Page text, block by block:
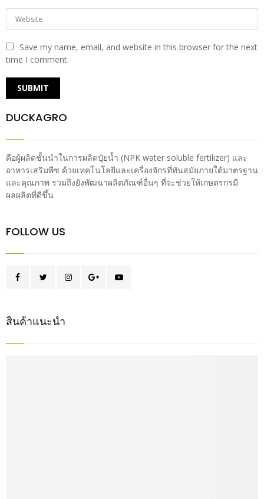
Save my name, email, and website in this browser for the next
time I comment.
DUCKAGRO
คือผู้ผลิตชั้นนำในการผลิตปุ๋ยน้ำ (NPK water soluble fertilizer) และ
อาหารเสริมพืช ด้วยเทคโนโลยีและเครื่องจักรที่ทันสมัยภายใต้มาตรฐาน
และคุณภาพ รวมถึงยังพัฒนาผลิตภัณฑ์อื่นๆ ที่จะช่วยให้เกษตรกรมี
ผลผลิตที่ดีขึ้น
FOLLOW US
สินค้าแนะนำ